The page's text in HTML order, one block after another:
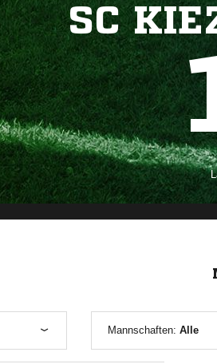
SC
Mannschaften: Alle